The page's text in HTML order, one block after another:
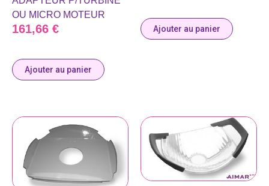
OU MICRO MOTEUR
161,66 €
Ajouter au panier
Ajouter au panier